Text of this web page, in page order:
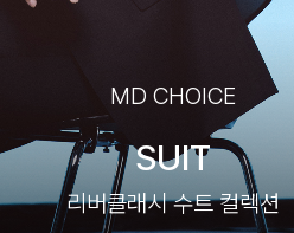
MD CHOICE
SUIT
리버클래시 수트 컬렉션